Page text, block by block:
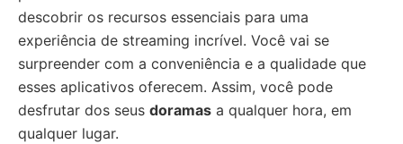
descobrir os recursos essenciais para uma
experiência de streaming incrível. Você vai se
surpreender com a conveniência e a qualidade que
esses aplicativos oferecem. Assim, você pode
desfrutar dos seus doramas a qualquer hora, em
qualquer lugar.